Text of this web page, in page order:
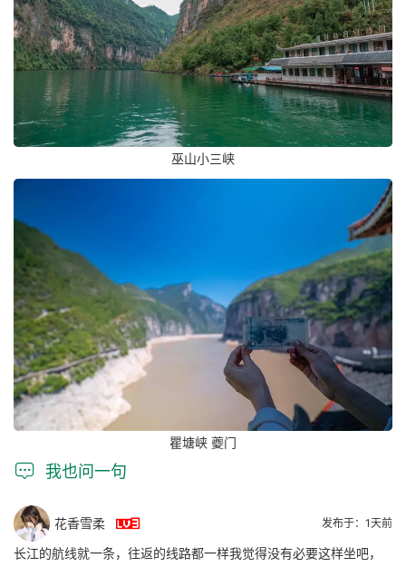
巫山小三峡
瞿塘峡 夔门
 我也问一句
花香雪柔  发布于：1天前
长江的航线就一条，往返的线路都一样我觉得没有必要这样坐吧，